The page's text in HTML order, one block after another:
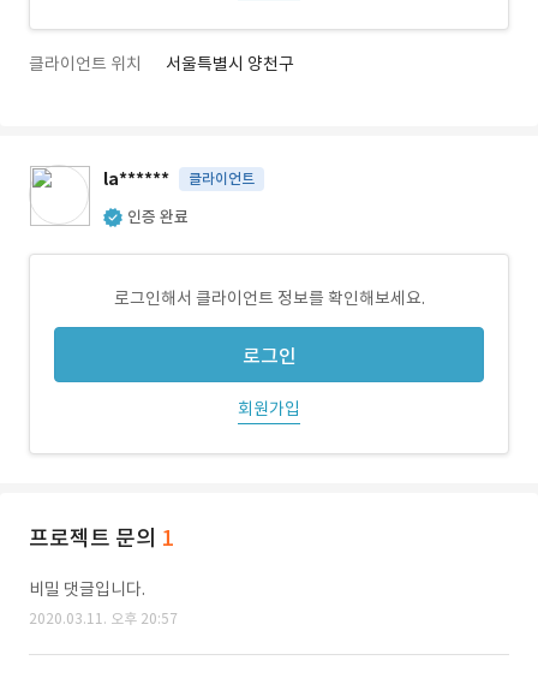
클라이언트 위치 서울특별시 양천구
la****** 클라이언트
인증 완료
로그인해서 클라이언트 정보를 확인해보세요.
로그인
회원가입
프로젝트 문의 1
비밀 댓글입니다.
2020.03.11. 오후 20:57